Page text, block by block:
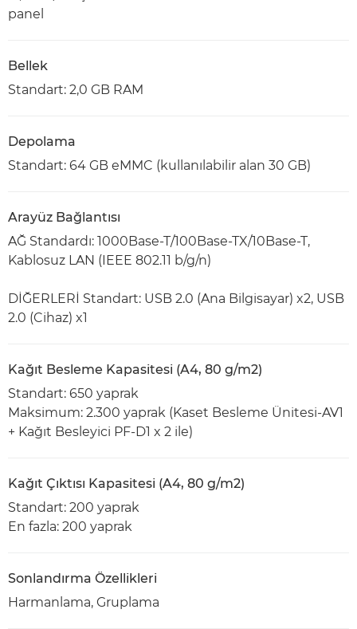
panel
Bellek
Standart: 2,0 GB RAM
Depolama
Standart: 64 GB eMMC (kullanılabilir alan 30 GB)
Arayüz Bağlantısı
AĞ Standardı: 1000Base-T/100Base-TX/10Base-T,
Kablosuz LAN (IEEE 802.11 b/g/n)
DİĞERLERİ Standart: USB 2.0 (Ana Bilgisayar) x2, USB
2.0 (Cihaz) x1
Kağıt Besleme Kapasitesi (A4, 80 g/m2)
Standart: 650 yaprak
Maksimum: 2.300 yaprak (Kaset Besleme Ünitesi-AV1
+ Kağıt Besleyici PF-D1 x 2 ile)
Kağıt Çıktısı Kapasitesi (A4, 80 g/m2)
Standart: 200 yaprak
En fazla: 200 yaprak
Sonlandırma Özellikleri
Harmanlama, Gruplama